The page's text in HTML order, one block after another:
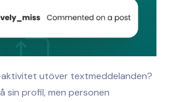
aktivitet utöver textmeddelanden?
sin profil, men personen